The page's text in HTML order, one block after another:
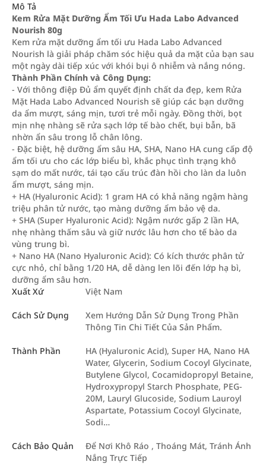
Mô Tả
Kem Rửa Mặt Dưỡng Ẩm Tối Ưu Hada Labo Advanced
Nourish 80g
Kem rửa mặt dưỡng ẩm tối ưu Hada Labo Advanced
Nourish là giải pháp chăm sóc hiệu quả da mặt của bạn sau
một ngày dài tiếp xúc với khói bụi ô nhiễm và nắng nóng.
Thành Phần Chính và Công Dụng:
- Với thông điệp Đủ ẩm quyết định chất da đẹp, kem Rửa
Mặt Hada Labo Advanced Nourish sẽ giúp các bạn dưỡng
da ẩm mượt, sáng mịn, tươi trẻ mỗi ngày. Đồng thời, bọt
mịn nhẹ nhàng sẽ rửa sạch lớp tế bào chết, bụi bẫn, bã
nhờn ẩn sâu trong lỗ chân lông.
- Đặc biệt, hệ dưỡng ẩm sâu HA, SHA, Nano HA cung cấp độ
ẩm tối ưu cho các lớp biểu bì, khắc phục tình trạng khô
sạm do mất nước, tái tạo cấu trúc đàn hồi cho làn da luôn
ẩm mượt, sáng mịn.
+ HA (Hyaluronic Acid): 1 gram HA có khả năng ngậm hàng
triệu phân tử nước, tạo màng dưỡng ẩm bảo vệ da.
+ SHA (Super Hyaluronic Acid): Ngậm nước gấp 2 lần HA,
nhẹ nhàng thấm sâu và giữ nước lâu hơn cho tế bào da
vùng trung bì.
+ Nano HA (Nano Hyaluronic Acid): Có kích thước phân tử
cực nhỏ, chỉ bằng 1/20 HA, dễ dàng len lõi đến lớp hạ bì,
dưỡng ẩm sâu hơn.
Xuất Xứ
Việt Nam
Cách Sử Dụng
Xem Hướng Dẫn Sử Dụng Trong Phần
Thông Tin Chi Tiết Của Sản Phẩm.
Thành Phần
HA (Hyaluronic Acid), Super HA, Nano HA
Water, Glycerin, Sodium Cocoyl Glycinate,
Butylene Glycol, Cocamidopropyl Betaine,
Hydroxypropyl Starch Phosphate, PEG-
20M, Lauryl Glucoside, Sodium Lauroyl
Aspartate, Potassium Cocoyl Glycinate,
Sodi…
Cách Bảo Quản
Để Nơi Khô Ráo , Thoáng Mát, Tránh Ánh
Nắng Trực Tiếp